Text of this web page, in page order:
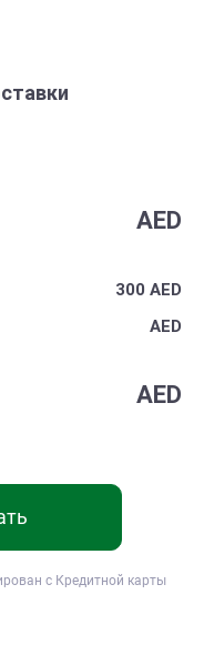
AED
300 AED
AED
AED
с Кредитной карты